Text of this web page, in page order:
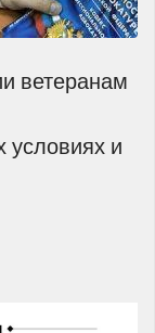
ветеранам
условиях и